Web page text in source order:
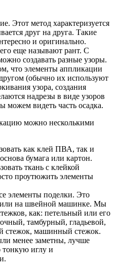
Этот метод характеризуется
друг на друга. Такие
и оригинально.
еще называют рант. С
создавать разные узоры.
что элементы аппликации
(обычно их используют
узора, создания
надрезы в виде узоров
можем видеть часть осадка.
можно несколькими
как клей ПВА, так и
бумага или картон.
ткань с клейкой
проутюжить элементы
элементы поделки. Это
на швейной машинке. Мы
как: петельный или его
тамбурный, гладьевой,
стежок, машинный стежок.
менее заметны, лучше
тонкую иглу и